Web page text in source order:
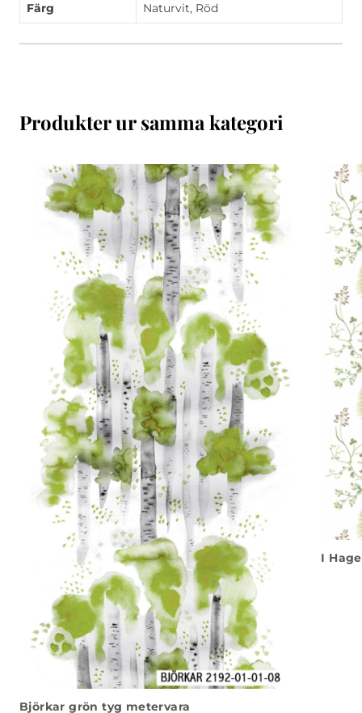
Färg Naturvit, Röd
Produkter ur samma kategori
Björkar grön tyg metervara
I